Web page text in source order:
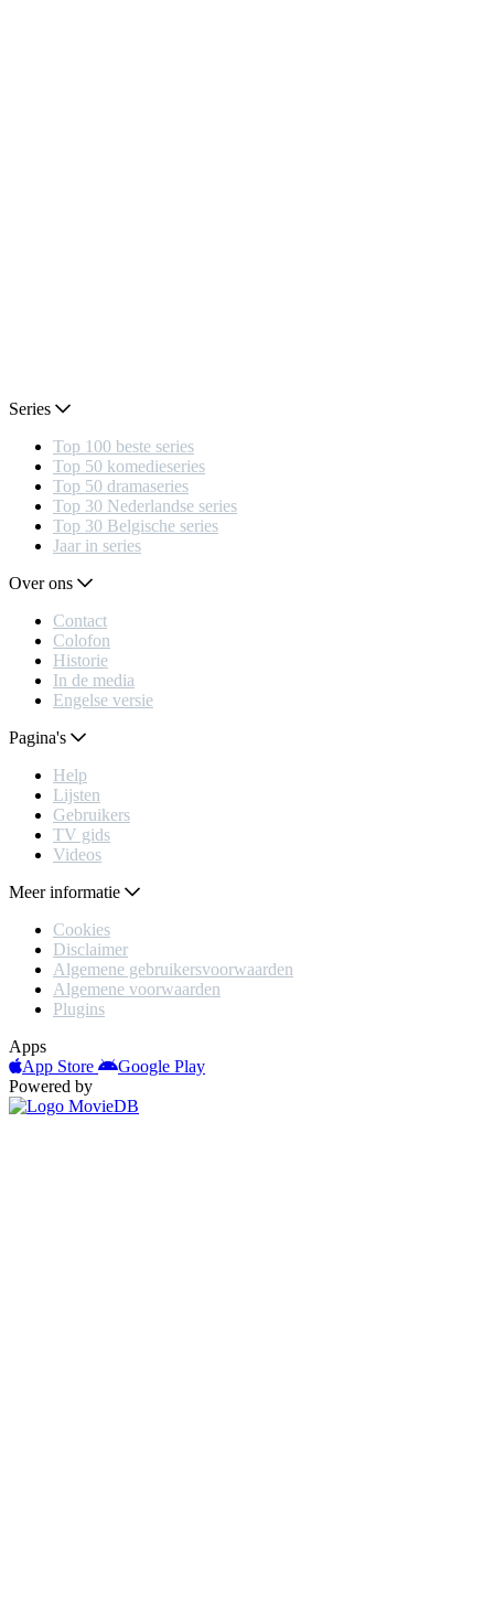
Series
Top 100 beste series
Top 50 komedieseries
Top 50 dramaseries
Top 30 Nederlandse series
Top 30 Belgische series
Jaar in series
Over ons
Contact
Colofon
Historie
In de media
Engelse versie
Pagina's
Help
Lijsten
Gebruikers
TV gids
Videos
Meer informatie
Cookies
Disclaimer
Algemene gebruikersvoorwaarden
Algemene voorwaarden
Plugins
Apps
App Store
Google Play
Powered by